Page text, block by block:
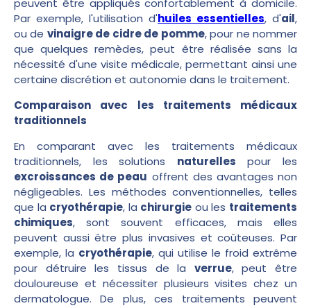
peuvent être appliqués confortablement à domicile.
Par exemple, l'utilisation d'huiles essentielles, d'ail,
ou de vinaigre de cidre de pomme, pour ne nommer
que quelques remèdes, peut être réalisée sans la
nécessité d'une visite médicale, permettant ainsi une
certaine discrétion et autonomie dans le traitement.
Comparaison avec les traitements médicaux
traditionnels
En comparant avec les traitements médicaux
traditionnels, les solutions naturelles pour les
excroissances de peau offrent des avantages non
négligeables. Les méthodes conventionnelles, telles
que la cryothérapie, la chirurgie ou les traitements
chimiques, sont souvent efficaces, mais elles
peuvent aussi être plus invasives et coûteuses. Par
exemple, la cryothérapie, qui utilise le froid extrême
pour détruire les tissus de la verrue, peut être
douloureuse et nécessiter plusieurs visites chez un
dermatologue. De plus, ces traitements peuvent